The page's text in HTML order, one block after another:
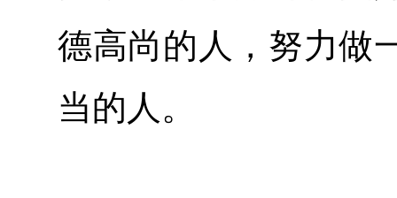
德高尚的人，努力做
当的人。